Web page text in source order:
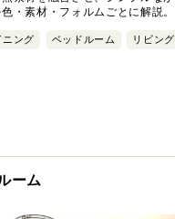
・素材・フォルムごとに解説。
ニング ベッドルーム リビング
ーム